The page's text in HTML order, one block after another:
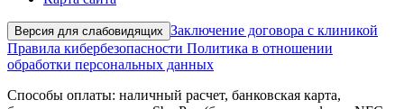
Версия для слабовидящих Заключение договора с клиникой
Правила кибербезопасности Политика в отношении
обработки персональных данных
Способы оплаты: наличный расчет, банковская карта,